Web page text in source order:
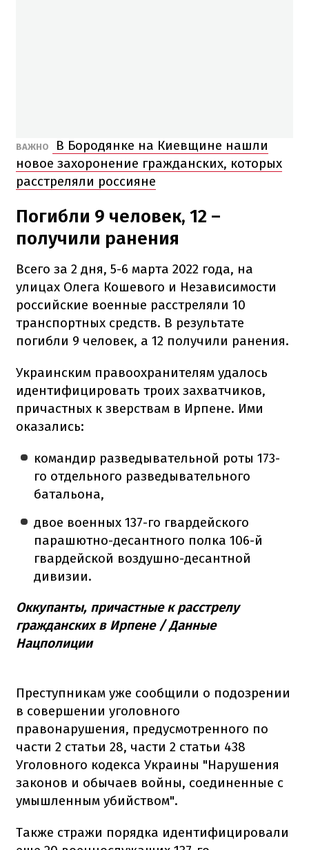
ВАЖНО
В Бородянке на Киевщине нашли
новое захоронение гражданских, которых
расстреляли россияне
Погибли 9 человек, 12 –
получили ранения
Всего за 2 дня, 5-6 марта 2022 года, на
улицах Олега Кошевого и Независимости
российские военные расстреляли 10
транспортных средств. В результате
погибли 9 человек, а 12 получили ранения.
Украинским правоохранителям удалось
идентифицировать троих захватчиков,
причастных к зверствам в Ирпене. Ими
оказались:
командир разведывательной роты 173-
го отдельного разведывательного
батальона,
двое военных 137-го гвардейского
парашютно-десантного полка 106-й
гвардейской воздушно-десантной
дивизии.
Оккупанты, причастные к расстрелу
гражданских в Ирпене / Данные
Нацполиции
Преступникам уже сообщили о подозрении
в совершении уголовного
правонарушения, предусмотренного по
части 2 статьи 28, части 2 статьи 438
Уголовного кодекса Украины "Нарушения
законов и обычаев войны, соединенные с
умышленным убийством".
Также стражи порядка идентифицировали